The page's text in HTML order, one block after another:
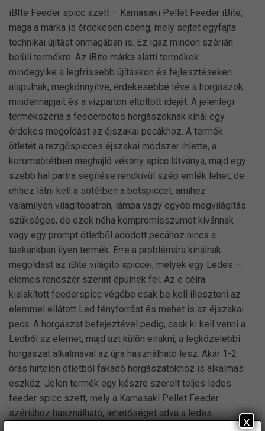
iBIte Feeder spicc szett – Kamasaki Pellet Feeder iBite,
maga a márka is érdekesen cseng, mely sejtet egyfajta
technikai újítást önmagában is. Ez igaz minden szérián
belüli termékre. Az iBite márka alatti termékek
mindegyike a legfrissebb újításkon és fejlesztéseken
alapulnak, megkönnyítve, érdekesebbé téve a horgászok
mindennapjait és a vízparton eltöltött idejét. A jelenlegi
termékszéria a feederbotos horgászoknak kínál egy
érdekes megoldást az éjszakai pecákhoz. A termék
ötletét a rezgőspicces éjszakai módszer ihlette, a
koromsötétben meghajló vékony spicc látványa, majd egy
szebb hal partra segítése rendkívül szép emlék lehet, de
ehhez látni kell a sötétben a botspiccet, amihez
valamilyen világítópatron, lámpa vagy egyéb megvilágítás
szükséges, de ezek néha kompromisszumot kívánnak
vagy egy prompt ötletből adódott pecához nincs a
táskánkban ilyen termék. Erre a problémára kínálnak
megoldást az iBite világító spiccei, melyek egy Ledes –
elemes rendszer szerint épülnek fel. Az e célra
kialakított feederspicc végébe csak be kell illeszteni az
elemmel ellátott Led fényforrást és mehet is az éjszakai
peca. A horgászat befejeztével pedig, csak ki kell venni a
Ledből az elemet, majd azt külön elrakni, a legközelebbi
horgászat alkalmával az újra használható lesz. Akár 1-2
órás hirtelen ötletből fakadó horgászatokhoz is alkalmas
eszköz. Jelen termék egy készre szerelt teljes ledes
feeder spicc szett, mely a Kamasaki Pellet Feeder
szériához használható, lehetőséget adva a ledes
rendszerű véggyűrű alkalmazásához. Tartalma: – 211-esx